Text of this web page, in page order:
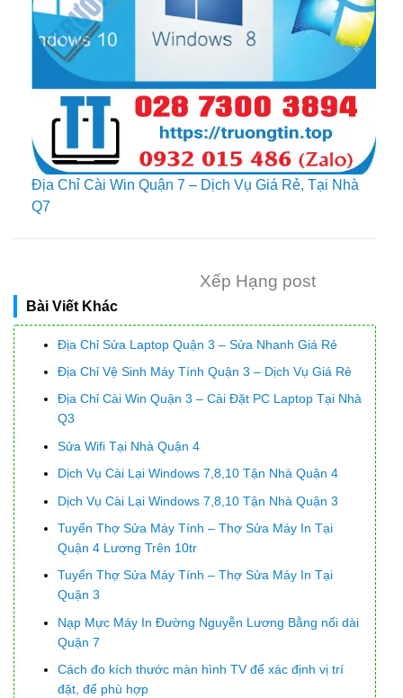
Địa Chỉ Cài Win Quận 7 – Dịch Vụ Giá Rẻ, Tại Nhà
Q7
Xếp Hạng post
Bài Viết Khác
Địa Chỉ Sửa Laptop Quận 3 – Sửa Nhanh Giá Rẻ
Địa Chỉ Vệ Sinh Máy Tính Quận 3 – Dịch Vụ Giá Rẻ
Địa Chỉ Cài Win Quận 3 – Cài Đặt PC Laptop Tại Nhà
Q3
Sửa Wifi Tại Nhà Quận 4
Dịch Vụ Cài Lại Windows 7,8,10 Tận Nhà Quận 4
Dịch Vụ Cài Lại Windows 7,8,10 Tận Nhà Quận 3
Tuyển Thợ Sửa Máy Tính – Thợ Sửa Máy In Tại
Quận 4 Lương Trên 10tr
Tuyển Thợ Sửa Máy Tính – Thợ Sửa Máy In Tại
Quận 3
Nạp Mực Máy In Đường Nguyễn Lương Bằng nối dài
Quận 7
Cách đo kích thước màn hình TV để xác định vị trí
đặt, để phù hợp